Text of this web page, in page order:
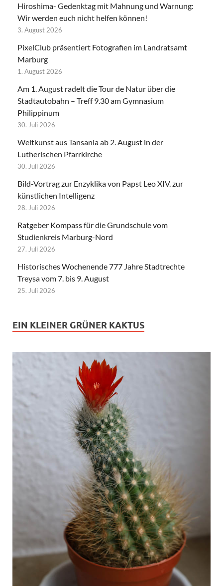
Hiroshima- Gedenktag mit Mahnung und Warnung:
Wir werden euch nicht helfen können!
3. August 2026
PixelClub präsentiert Fotografien im Landratsamt
Marburg
1. August 2026
Am 1. August radelt die Tour de Natur über die
Stadtautobahn – Treff 9.30 am Gymnasium
Philippinum
30. Juli 2026
Weltkunst aus Tansania ab 2. August in der
Lutherischen Pfarrkirche
30. Juli 2026
Bild-Vortrag zur Enzyklika von Papst Leo XIV. zur
künstlichen Intelligenz
28. Juli 2026
Ratgeber Kompass für die Grundschule vom
Studienkreis Marburg-Nord
27. Juli 2026
Historisches Wochenende 777 Jahre Stadtrechte
Treysa vom 7. bis 9. August
25. Juli 2026
EIN KLEINER GRÜNER KAKTUS